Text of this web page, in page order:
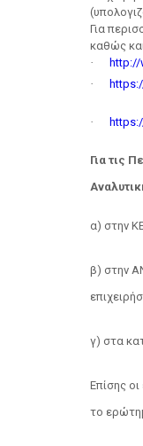
Για
καθώς
·
http://
·
https
·
Για τις
α) στην
β) στην
γ) στα
Επίσης
το